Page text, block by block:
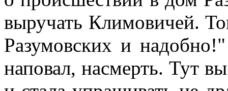
выручать Климовичей.
Разумовских и
наповал, насмерть. Тут